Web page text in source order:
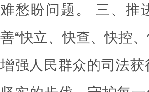
难愁盼问题。 三、推
善“快立、快查、快控
增强人民群众的司法